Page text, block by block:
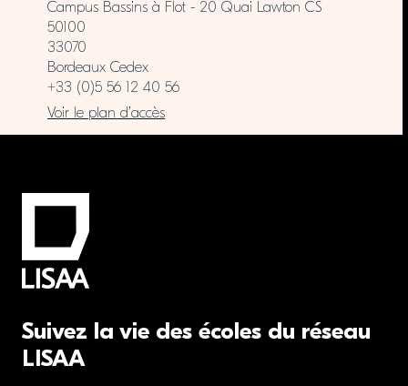
Campus Bassins à Flot - 20 Quai Lawton CS
50100
33070
Bordeaux Cedex
+33 (0)5 56 12 40 56
Voir le plan d’accès
Suivez la vie des écoles du réseau
LISAA